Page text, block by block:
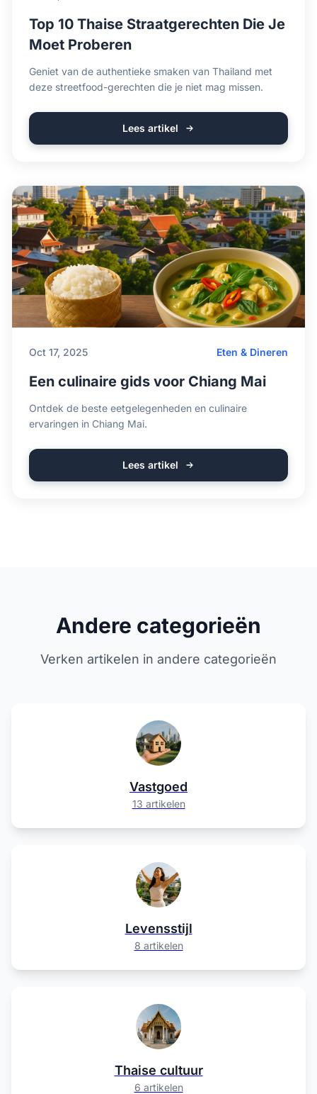
Top 10 Thaise Straatgerechten Die Je
Moet Proberen
Geniet van de authentieke smaken van Thailand met
deze streetfood-gerechten die je niet mag missen.
Lees artikel
Oct 17, 2025 Eten & Dineren
Een culinaire gids voor Chiang Mai
Ontdek de beste eetgelegenheden en culinaire
ervaringen in Chiang Mai.
Lees artikel
Andere categorieën
Verken artikelen in andere categorieën
Vastgoed
13 artikelen
Levensstijl
8 artikelen
Thaise cultuur
6 artikelen